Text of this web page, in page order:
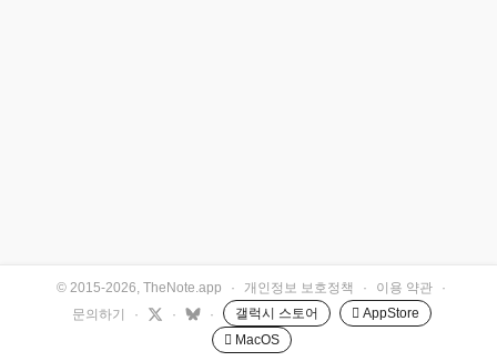
© 2015-2026, TheNote.app · 개인정보 보호정책 · 이용 약관
·
문의하기
· · · 갤럭시 스토어
 AppStore
 MacOS